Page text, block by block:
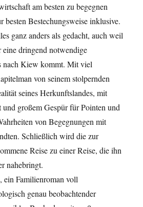
am besten zu begegnen
besten Bestechungsweise inklusive.
ganz anders als gedacht, auch weil
dringend notwendige
nach Kiew kommt. Mit viel
von seinem stolpernden
seines Herkunftslandes, mit
und großem Gespür für Pointen und
von Begegnungen mit
Schließlich wird die zur
Reise zu einer Reise, die ihn
nahebringt.
ein Familienroman voll
genau beobachtender